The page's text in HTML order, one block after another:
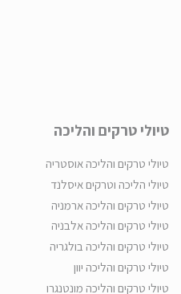
טיולי טרקים והליכה
טיולי טרקים והליכה אוסטריה
טיולי הליכה וטרקים איסלנד
טיולי טרקים והליכה ארמניה
טיולי טרקים והליכה אלבניה
טיולי טרקים והליכה בולגריה
טיולי טרקים והליכה יוון
טיולי טרקים והליכה מונטנגרו